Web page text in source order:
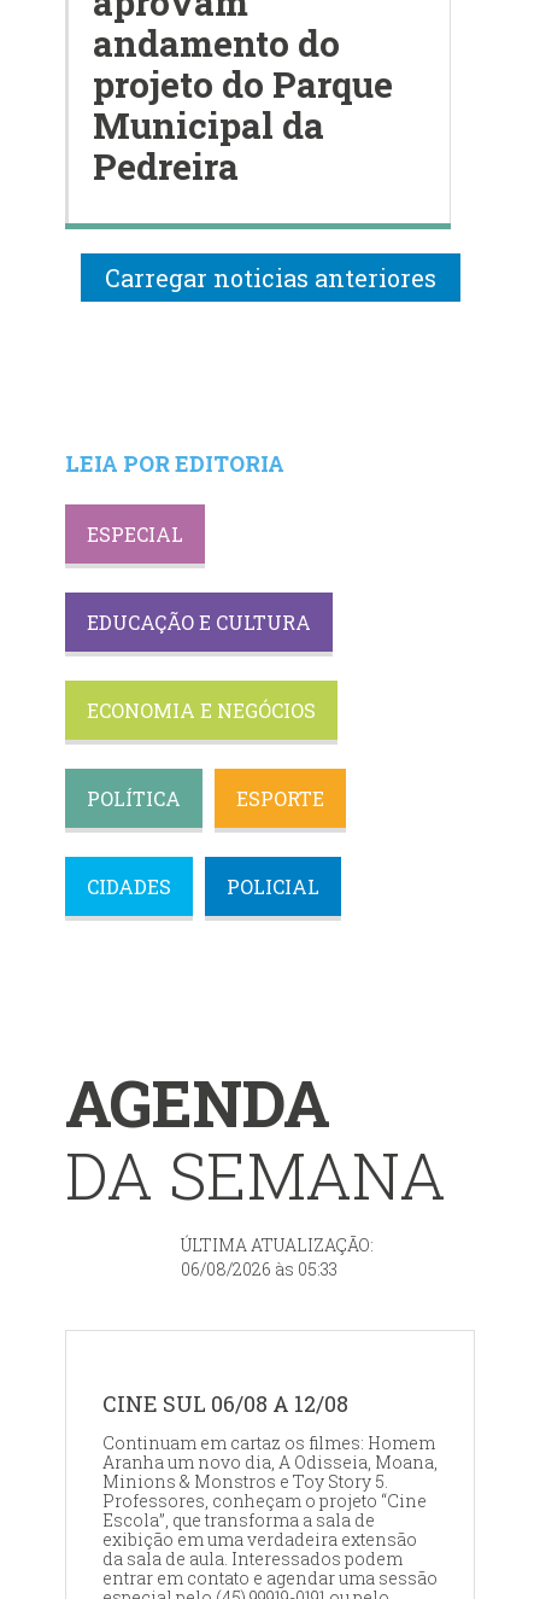
andamento do
projeto do Parque
Municipal da
Pedreira
Carregar noticias anteriores
LEIA POR EDITORIA
CIDADES POLICIAL
POLÍTICA ESPORTE
ECONOMIA E NEGÓCIOS
EDUCAÇÃO E CULTURA
ESPECIAL
AGENDA
DA SEMANA
ÚLTIMA ATUALIZAÇÃO:
06/08/2026 às 05:33
CINE SUL 06/08 A 12/08
Continuam em cartaz os filmes: Homem
Aranha um novo dia, A Odisseia, Moana,
Minions & Monstros e Toy Story 5.
Professores, conheçam o projeto “Cine
Escola”, que transforma a sala de
exibição em uma verdadeira extensão
da sala de aula. Interessados podem
entrar em contato e agendar uma sessão